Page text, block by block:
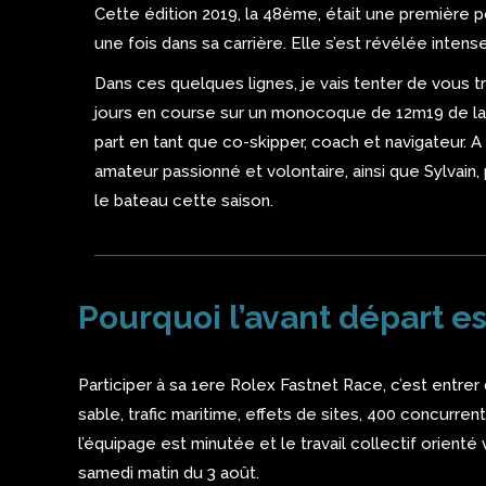
Cette édition 2019, la 48ème, était une
une fois dans sa carrière. Elle s’est révélée
Dans ces quelques lignes, je vais tenter de
jours en course sur un monocoque de 12m19 de
part en tant que co-skipper, coach et navigateur.
amateur passionné et volontaire, ainsi que
le bateau cette saison.
Pourquoi l’avant départ
Participer à sa 1ere Rolex Fastnet Race, c’est
sable, trafic maritime, effets de sites, 400
l’équipage est minutée et le travail collectif
samedi matin du 3 août.